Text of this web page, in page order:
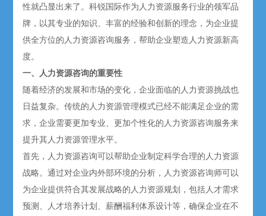
性就凸显出来了。科锐国际作为人力资源服务行业的领军品
牌，以其专业的知识、丰富的经验和创新的理念，为企业提
供全方位的人力资源咨询服务，帮助企业塑造人力资源新高
度。
一、人力资源咨询的重要性
随着经济的发展和市场的变化，企业面临的人力资源挑战也
日益复杂。传统的人力资源管理模式已经不能满足企业的需
求，企业需要更加专业、更加个性化的人力资源咨询服务来
提升其人力资源管理水平。
首先，人力资源咨询可以帮助企业制定科学合理的人力资源
战略。通过对企业内外部环境的分析，人力资源咨询师可以
为企业提供符合其发展战略的人力资源规划，包括人才需求
预测、人才培养计划、薪酬福利体系设计等，确保企业在不